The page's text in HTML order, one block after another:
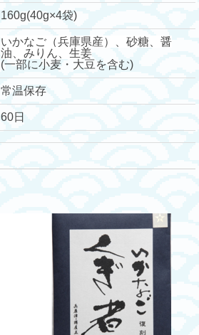
160g(40g×4袋)
いかなご（兵庫県産）、砂糖、醤
油、みりん、生姜
(一部に小麦・大豆を含む)
常温保存
60日